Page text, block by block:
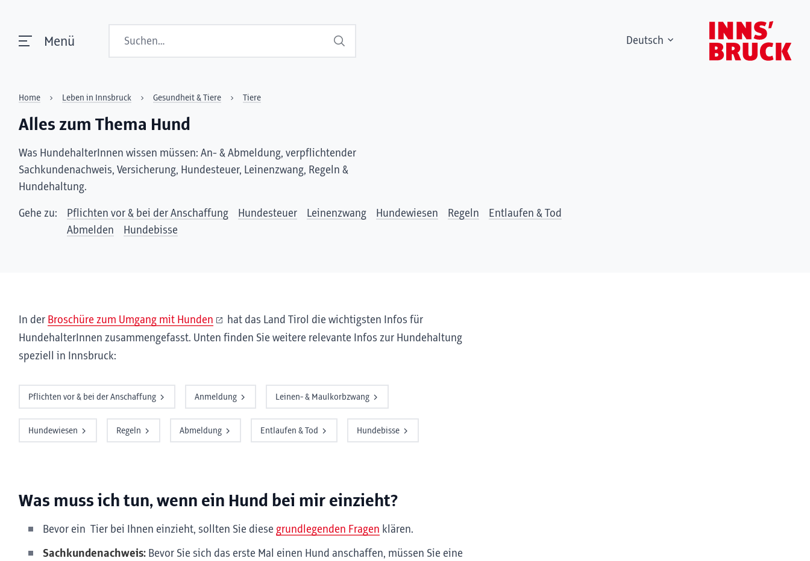
Menü Suchen Deutsch
Home Leben in Innsbruck Gesundheit & Tiere Tiere
Alles zum Thema Hund
Was HundehalterInnen wissen müssen: An- & Abmeldung, verpflichtender
Sachkundenachweis, Versicherung, Hundesteuer, Leinenzwang, Regeln &
Hundehaltung.
Gehe zu: Pflichten vor & bei der Anschaffung Hundesteuer Leinenzwang Hundewiesen Regeln
Entlaufen & Tod
Abmelden
Hundebisse
In der Broschüre zum Umgang mit Hunden
hat das Land Tirol die wichtigsten Infos für
HundehalterInnen zusammengefasst. Unten finden Sie weitere relevante Infos zur Hundehaltung
speziell in Innsbruck:
Pflichten vor & bei der Anschaffung Anmeldung Leinen- & Maulkorbzwang
Hundewiesen Regeln Abmeldung Entlaufen & Tod Hundebisse
Was muss ich tun, wenn ein Hund bei mir einzieht?
Bevor ein Tier bei Ihnen einzieht, sollten Sie diese grundlegenden Fragen klären.
Sachkundenachweis: Bevor Sie sich das erste Mal einen Hund anschaffen, müssen Sie eine